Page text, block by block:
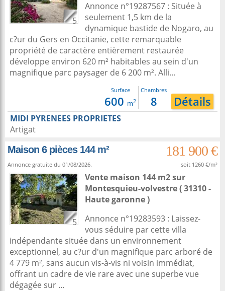
5
Annonce n°19287567 : Située à
seulement 1,5 km de la
dynamique bastide de Nogaro, au
c?ur du Gers en Occitanie, cette remarquable
propriété de caractère entièrement restaurée
développe environ 620 m² habitables au sein d'un
magnifique parc paysager de 6 200 m². Alli...
Surface
600 m2
Chambres
8 Détails
MIDI PYRENEES PROPRIETES
Artigat
Maison 6 pièces 144 m²
181 900 €
Annonce gratuite du 01/08/2026. soit 1260 €/m²
5
Vente maison 144 m2sur
Montesquieu-volvestre( 31310 -
Haute garonne )
Annonce n°19283593 : Laissez-
vous séduire par cette villa
indépendante située dans un environnement
exceptionnel, au c?ur d'un magnifique parc arboré de
4 779 m², sans aucun vis-à-vis ni voisin immédiat,
offrant un cadre de vie rare avec une superbe vue
dégagée sur ...